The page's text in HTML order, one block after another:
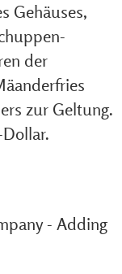
Gehäuses,
der
zur Geltung.
- Adding